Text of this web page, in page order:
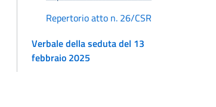
Repertorio atto n. 26/CSR
Verbale della seduta del 13
febbraio 2025